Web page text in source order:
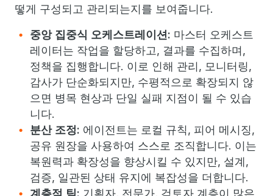
떻게 구성되고 관리되는지를 보여줍니다.
중앙 집중식 오케스트레이션: 마스터 오케스트
레이터는 작업을 할당하고, 결과를 수집하며,
정책을 집행합니다. 이로 인해 관리, 모니터링,
감사가 단순화되지만, 수평적으로 확장되지 않
으면 병목 현상과 단일 실패 지점이 될 수 있습
니다.
분산 조정: 에이전트는 로컬 규칙, 피어 메시징,
공유 원장을 사용하여 스스로 조직합니다. 이는
복원력과 확장성을 향상시킬 수 있지만, 설계,
검증, 일관된 상태 유지에 복잡성을 더합니다.
계층적 팀: 기획자, 전문가, 검토자 계층이 많은